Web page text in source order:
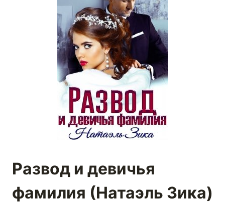
Развод и девичья
фамилия (Натаэль Зика)